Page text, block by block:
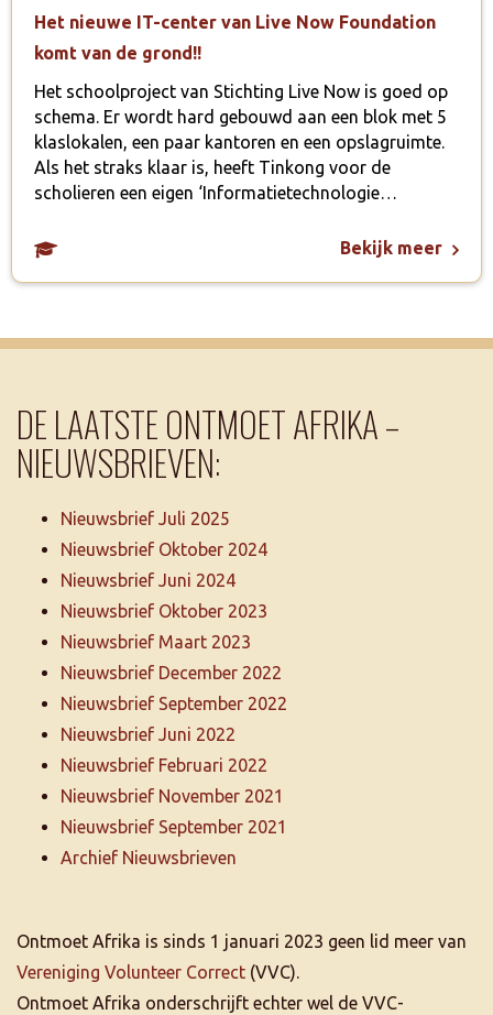
Het nieuwe IT-center van Live Now Foundation
komt van de grond!!
Het schoolproject van Stichting Live Now is goed op
schema. Er wordt hard gebouwd aan een blok met 5
klaslokalen, een paar kantoren en een opslagruimte.
Als het straks klaar is, heeft Tinkong voor de
scholieren een eigen ‘Informatietechnologie…
Bekijk meer
DE LAATSTE ONTMOET AFRIKA –
NIEUWSBRIEVEN:
Nieuwsbrief Juli 2025
Nieuwsbrief Oktober 2024
Nieuwsbrief Juni 2024
Nieuwsbrief Oktober 2023
Nieuwsbrief Maart 2023
Nieuwsbrief December 2022
Nieuwsbrief September 2022
Nieuwsbrief Juni 2022
Nieuwsbrief Februari 2022
Nieuwsbrief November 2021
Nieuwsbrief September 2021
Archief Nieuwsbrieven
Ontmoet Afrika is sinds 1 januari 2023 geen lid meer van
Vereniging Volunteer Correct (VVC).
Ontmoet Afrika onderschrijft echter wel de VVC-